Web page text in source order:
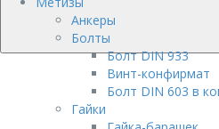
Анкеры
Болты
Болт DIN 933
Винт-конфирмат
Болт DIN 603 в
Гайки